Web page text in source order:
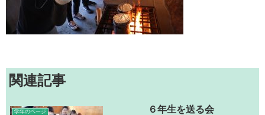
関連記事
学年のページ ６年生を送る会